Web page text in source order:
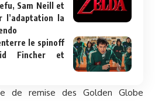
Sam Neill et
l’adaptation la
le spinoff
Fincher et
de remise des Golden Globe